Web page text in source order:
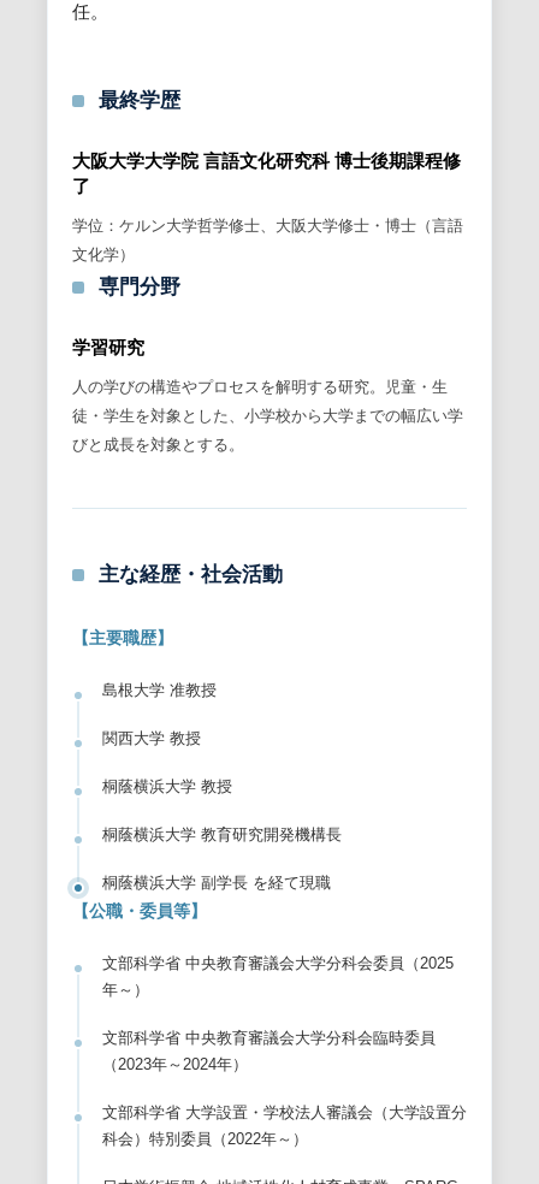
任。
最終学歴
大阪大学大学院 言語文化研究科 博士後期課程修
了
学位：ケルン大学哲学修士、大阪大学修士・博士（言語
文化学）
専門分野
学習研究
人の学びの構造やプロセスを解明する研究。児童・生
徒・学生を対象とした、小学校から大学までの幅広い学
びと成長を対象とする。
主な経歴・社会活動
【主要職歴】
島根大学 准教授
関西大学 教授
桐蔭横浜大学 教授
桐蔭横浜大学 教育研究開発機構長
桐蔭横浜大学 副学長 を経て現職
【公職・委員等】
文部科学省 中央教育審議会大学分科会委員（2025
年～）
文部科学省 中央教育審議会大学分科会臨時委員
（2023年～2024年）
文部科学省 大学設置・学校法人審議会（大学設置分
科会）特別委員（2022年～）